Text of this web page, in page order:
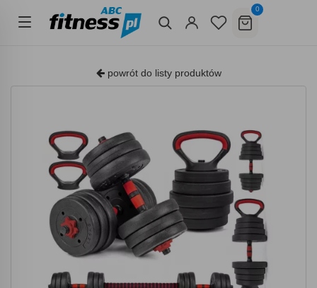
0
powrót do listy produktów